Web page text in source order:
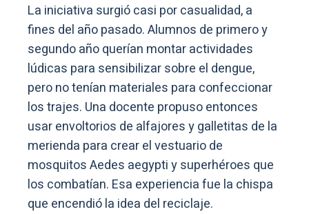
La iniciativa surgió casi por casualidad, a
fines del año pasado. Alumnos de primero y
segundo año querían montar actividades
lúdicas para sensibilizar sobre el dengue,
pero no tenían materiales para confeccionar
los trajes. Una docente propuso entonces
usar envoltorios de alfajores y galletitas de la
merienda para crear el vestuario de
mosquitos Aedes aegypti y superhéroes que
los combatían. Esa experiencia fue la chispa
que encendió la idea del reciclaje.